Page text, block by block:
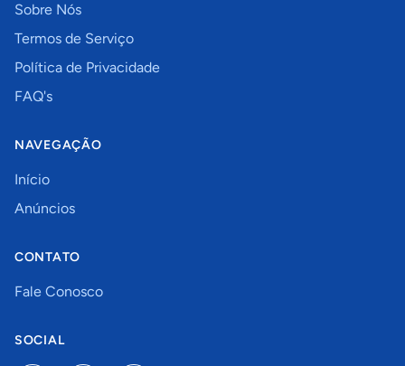
Sobre Nós
Termos de Serviço
Política de Privacidade
FAQ's
NAVEGAÇÃO
Início
Anúncios
CONTATO
Fale Conosco
SOCIAL